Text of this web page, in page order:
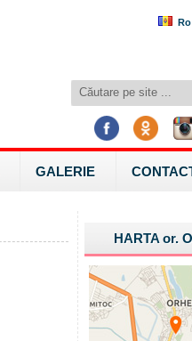
Ro
GALERIE
HARTA or.